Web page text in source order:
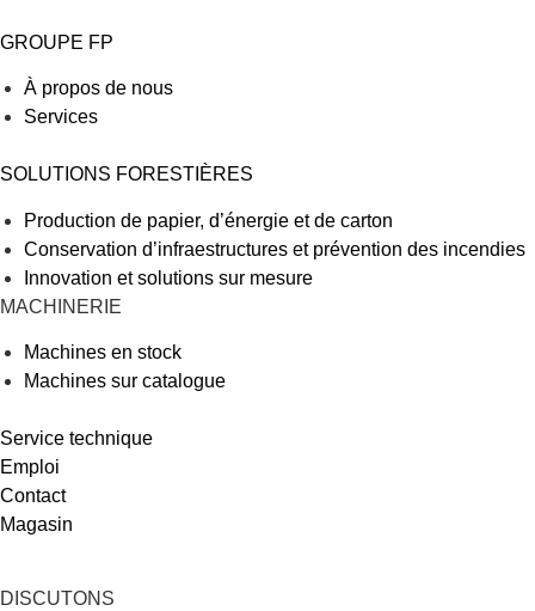
GROUPE FP
À propos de nous
Services
SOLUTIONS FORESTIÈRES
Production de papier, d’énergie et de carton
Conservation d’infraestructures et prévention des incendies
Innovation et solutions sur mesure
MACHINERIE
Machines en stock
Machines sur catalogue
Service technique
Emploi
Contact
Magasin
DISCUTONS